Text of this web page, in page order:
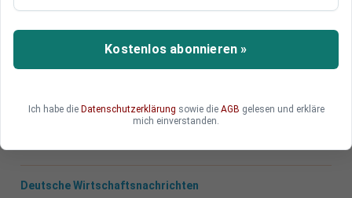
Firmen-Gründers Insolvenz an
Nach dem Flugzeugabsturz von Unister-Chef
zahlreiche Reiseportale.
Deutsche Wirtschaftsnachrichten
Kostenlos abonnieren »
Ich habe die Datenschutzerklärung sowie die AGB gelesen und erkläre
mich einverstanden.